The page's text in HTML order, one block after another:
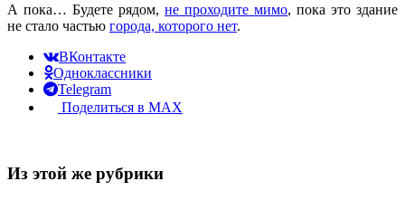
А пока… Будете рядом, не проходите мимо, пока это здание
не стало частью города, которого нет.
ВКонтакте
Одноклассники
Telegram
Поделиться в MAX
Из этой же рубрики